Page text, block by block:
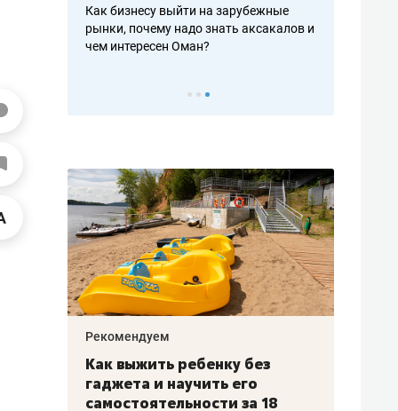
Как бизнесу выйти на зарубежные
рынки, почему надо знать аксакалов и
чем интересен Оман?
–
Рекомендуем
Как выжить ребенку без
гаджета и научить его
самостоятельности за 18